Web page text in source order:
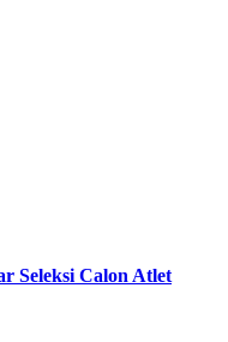
Seleksi Calon Atlet